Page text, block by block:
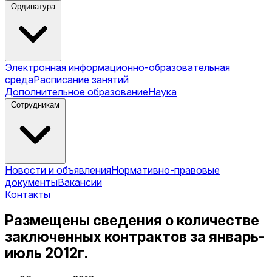
Ординатура
Электронная информационно-образовательная
средаРасписание занятий
Дополнительное образованиеНаука
Сотрудникам
Новости и объявленияНормативно-правовые
документыВакансии
Контакты
Размещены сведения о количестве
заключенных контрактов за январь-
июль 2012г.